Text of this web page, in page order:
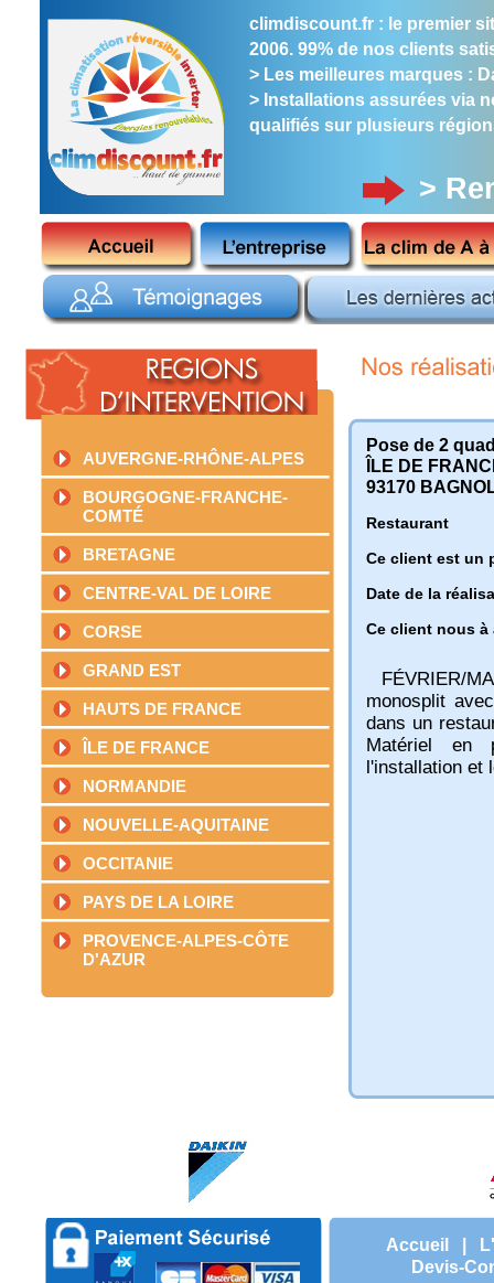
climdiscount.fr : le premier
2006. 99% de nos clients
> Les meilleures marques :
> Installations assurées via
qualifiés sur plusieurs
>
AUVERGNE-RHÔNE-ALPES
BOURGOGNE-FRANCHE-
COMTÉ
BRETAGNE
CENTRE-VAL DE LOIRE
CORSE
GRAND EST
HAUTS DE FRANCE
ÎLE DE FRANCE
NORMANDIE
NOUVELLE-AQUITAINE
OCCITANIE
PAYS DE LA LOIRE
PROVENCE-ALPES-CÔTE
D'AZUR
Pose de 2
ÎLE DE
93170
Restaurant
Ce client est un
Date de la
Ce client nous à
FÉVRIER/
monosplit
dans un
Matériel en
l'installation et
Accueil
Devis-